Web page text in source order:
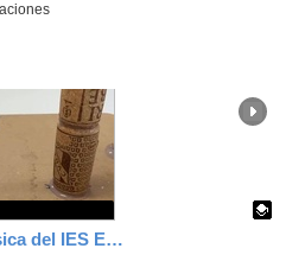
El Gabinete de Física del IES Enrique Tierno Galván de Parla (Curso 25-26)